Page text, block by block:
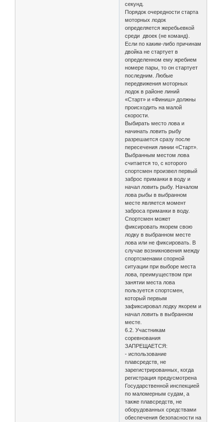
секунд.
Порядок очередности старта
моторных лодок
определяется жеребьевкой
среди двоек (не команд).
Если по каким-либо причинам
двойка не стартует в
определенном ему жребием
номере пары, то он стартует
последним. Любые
передвижения моторных
лодок в районе линий
«Старт» и «Финиш» должны
происходить на малой
скорости.
Выбирать место лова и
начинать ловить рыбу
разрешается сразу после
пересечения линии «Старт».
Выбранным местом лова
считается то, с которого
спортсмен произвел первый
заброс приманки в воду и
начал ловить рыбу. Началом
лова рыбы в выбранном
месте является момент
заброса приманки в воду.
Спортсмен может
фиксировать якорем свою
лодку в выбранном месте
лова или не фиксировать. В
случае возникновения между
спортсменами спорной
ситуации при выборе места
лова, преимуществом при
занятии места лова
пользуется спортсмен,
который первым
зафиксировал лодку якорем и
начал ловить в выбранном
месте.
6.2. Участникам
соревнования
ЗАПРЕЩАЕТСЯ:
- использование
плавсредств, не
зарегистрированных, когда
регистрация предусмотрена
Государственной инспекцией
по маломерным судам, а
также плавсредств, не
оборудованных средствами
обеспечения безопасности на